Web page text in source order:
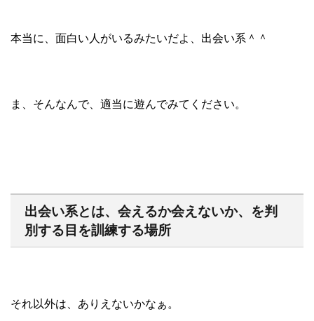
本当に、面白い人がいるみたいだよ、出会い系＾＾
ま、そんなんで、適当に遊んでみてください。
出会い系とは、会えるか会えないか、を判
別する目を訓練する場所
それ以外は、ありえないかなぁ。